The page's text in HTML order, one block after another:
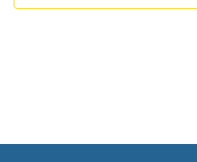
thường hoặc xuống cấp sau